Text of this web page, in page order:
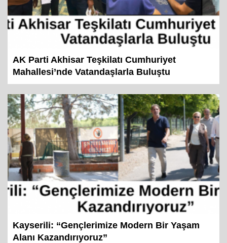
AK Parti Akhisar Teşkilatı Cumhuriyet
Mahallesi’nde Vatandaşlarla Buluştu
Kayserili: “Gençlerimize Modern Bir Yaşam
Alanı Kazandırıyoruz”